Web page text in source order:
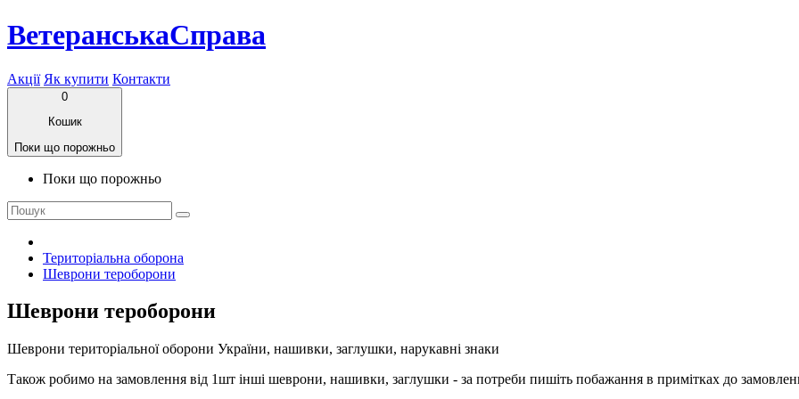
ВетеранськаСправа
Акції Як купити Контакти
0
Кошик
Поки що порожньо
Поки що порожньо
Територіальна оборона
Шеврони тероборони
Шеврони тероборони
Шеврони територіальної оборони України, нашивки, заглушки, нарукавні знаки
Також робимо на замовлення від 1шт інші шеврони, нашивки, заглушки - за потреби пишіть побажання в примітках до